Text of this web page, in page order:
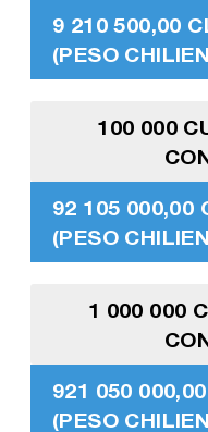
9 210 500,00
(PESO
100 000
92 105 000,00
(PESO
1 000 000
921 050
(PESO